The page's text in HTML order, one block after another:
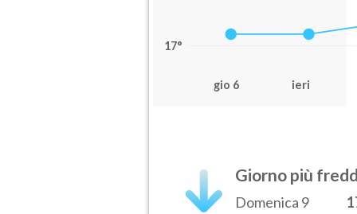
17°
gio 6 ieri
Giorno più
Domenica 9